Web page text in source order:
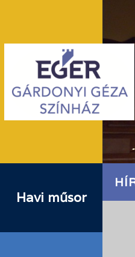
Havi műsor